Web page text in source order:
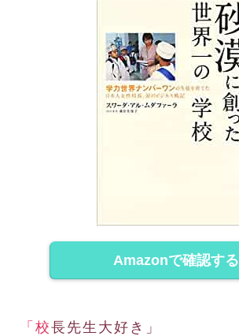
Amazonで確認する
「校長先生大好き」